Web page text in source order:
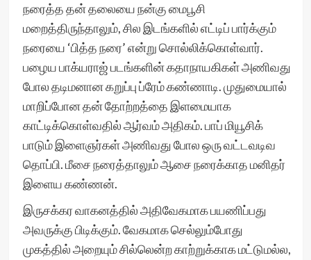
நரைத்த தன் தலையை நன்கு மைபூசி
மறைத்திருந்தாலும், சில இடங்களில் எட்டிப் பார்க்கும்
நரையை ‘பித்த நரை’ என்று சொல்லிக்கொள்வார்.
பழைய பாக்யராஜ் படங்களின் கதாநாயகிகள் அணிவது
போல தடிமனான கறுப்பு ப்ரேம் கண்ணாடி. முதுமையால்
மாறிப்போன தன் தோற்றத்தை இளமையாக
காட்டிக்கொள்வதில் ஆர்வம் அதிகம். பாப் மியூசிக்
பாடும் இளைஞர்கள் அணிவது போல ஒரு வட்டவடிவ
தொப்பி. மீசை நரைத்தாலும் ஆசை நரைக்காத மனிதர்
இளைய கண்ணன்.
இருசக்கர வாகனத்தில் அதிவேகமாக பயணிப்பது
அவருக்கு பிடிக்கும். வேகமாக செல்லும்போது
முகத்தில் அறையும் சில்லென்ற காற்றுக்காக மட்டுமல்ல,